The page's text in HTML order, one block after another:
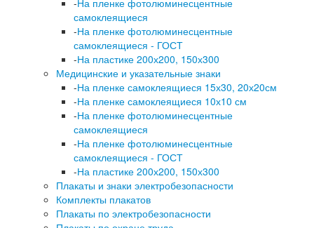
-На пленке фотолюминесцентные
самоклеящиеся
-На пленке фотолюминесцентные
самоклеящиеся - ГОСТ
-На пластике 200х200, 150х300
Медицинские и указательные знаки
-На пленке самоклеящиеся 15х30, 20х20см
-На пленке самоклеящиеся 10х10 см
-На пленке фотолюминесцентные
самоклеящиеся
-На пленке фотолюминесцентные
самоклеящиеся - ГОСТ
-На пластике 200х200, 150х300
Плакаты и знаки электробезопасности
Комплекты плакатов
Плакаты по электробезопасности